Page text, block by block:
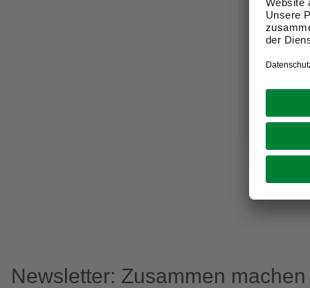
SEVERIN
24,99 €
Online
Newsletter: Zusammen